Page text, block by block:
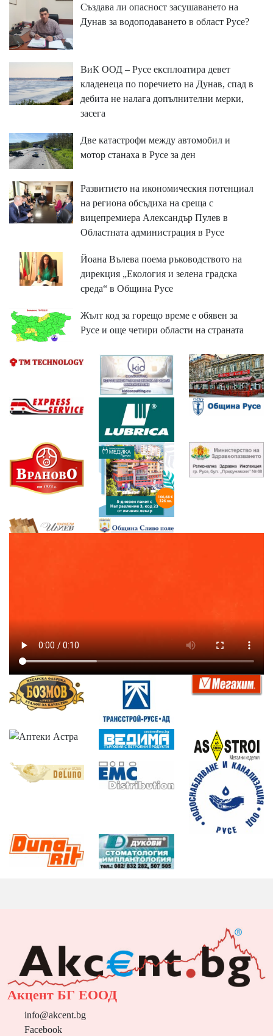
Създава ли опасност засушаването на
Дунав за водоподаването в област Русе?
ВиК ООД – Русе експлоатира девет
кладенеца по поречието на Дунав, спад в
дебита не налага допълнителни мерки,
засега
Две катастрофи между автомобил и
мотор станаха в Русе за ден
Развитието на икономическия потенциал
на региона обсъдиха на среща с
вицепремиера Александър Пулев в
Областната администрация в Русе
Йоана Вълева поема ръководството на
дирекция „Екология и зелена градска
среда“ в Община Русе
Жълт код за горещо време е обявен за
Русе и още четири области на страната
Акцент БГ ЕООД
info@akcent.bg
Facebook